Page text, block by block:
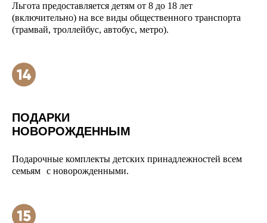
Льгота предоставляется детям от 8 до 18 лет
(включительно) на все виды общественного транспорта
(трамвай, троллейбус, автобус, метро).
ПОДАРКИ
НОВОРОЖДЕННЫМ
Подарочные комплекты детских принадлежностей всем
семьям с новорожденными.